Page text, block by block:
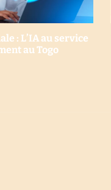
: L’IA au service
au Togo